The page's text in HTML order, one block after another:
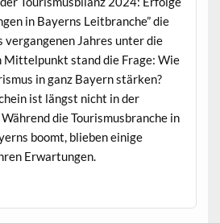
in Bay­erns Leit­branche” die
ver­gan­genen Jahres unter die
Mit­telpunkt stand die Frage: Wie
in ganz Bay­ern stärken?
ist längst nicht in der
die Touris­mus­branche in
boomt, blieben einige
Erwartungen.